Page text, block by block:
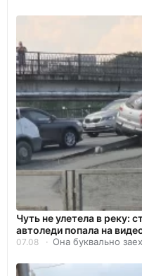
Чуть не улетела в реку:
автоледи попала на
07.08 Она буквально